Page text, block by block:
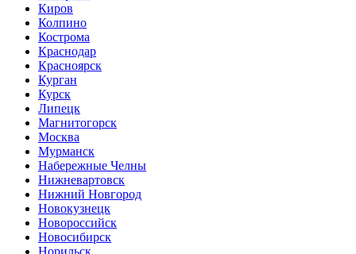
Киров
Колпино
Кострома
Краснодар
Красноярск
Курган
Курск
Липецк
Магнитогорск
Москва
Мурманск
Набережные Челны
Нижневартовск
Нижний Новгород
Новокузнецк
Новороссийск
Новосибирск
Норильск